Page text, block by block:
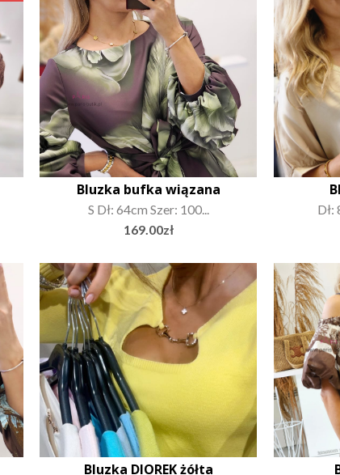
Bluzka bufka wiązana
S Dł: 64cm Szer: 100...
169.00zł
Dł:
Bluzka DIOREK żółta